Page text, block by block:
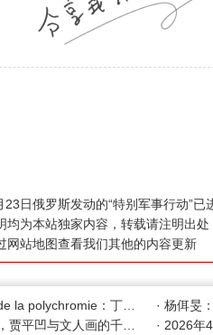
23日俄罗斯发动的“特别军事行动”
均为本站独家内容，转载请注明出处
网站地图查看我们其他的内容更新